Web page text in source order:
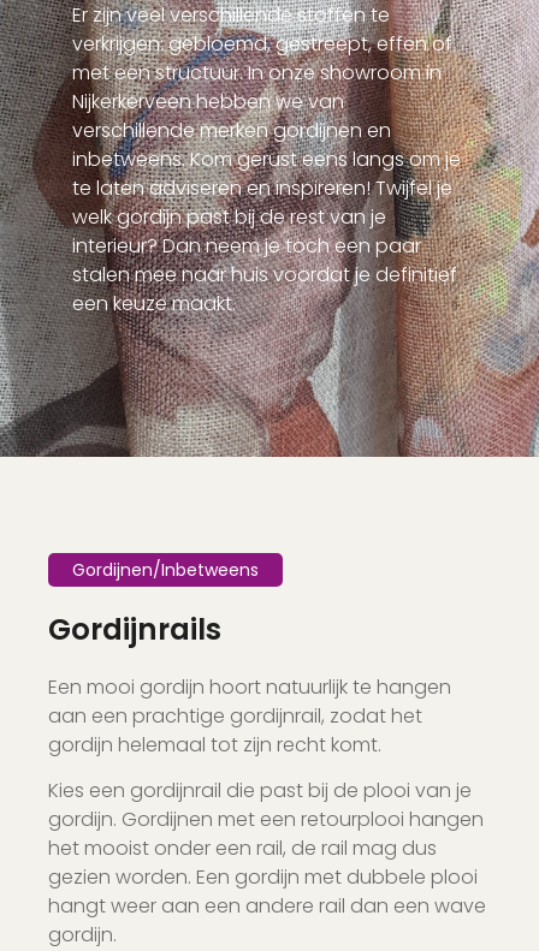
Er zijn veel verschillende stoffen te
verkrijgen: gebloemd, gestreept, effen of
met een structuur. In onze showroom in
Nijkerkerveen hebben we van
verschillende merken gordijnen en
inbetweens. Kom gerust eens langs om je
te laten adviseren en inspireren! Twijfel je
welk gordijn past bij de rest van je
interieur? Dan neem je toch een paar
stalen mee naar huis voordat je definitief
een keuze maakt.
Gordijnen/Inbetweens
Gordijnrails
Een mooi gordijn hoort natuurlijk te hangen
aan een prachtige gordijnrail, zodat het
gordijn helemaal tot zijn recht komt.
Kies een gordijnrail die past bij de plooi van je
gordijn. Gordijnen met een retourplooi hangen
het mooist onder een rail, de rail mag dus
gezien worden. Een gordijn met dubbele plooi
hangt weer aan een andere rail dan een wave
gordijn.